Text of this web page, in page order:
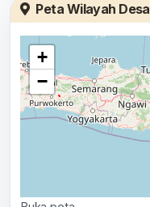
Peta Wilayah Desa
+
−